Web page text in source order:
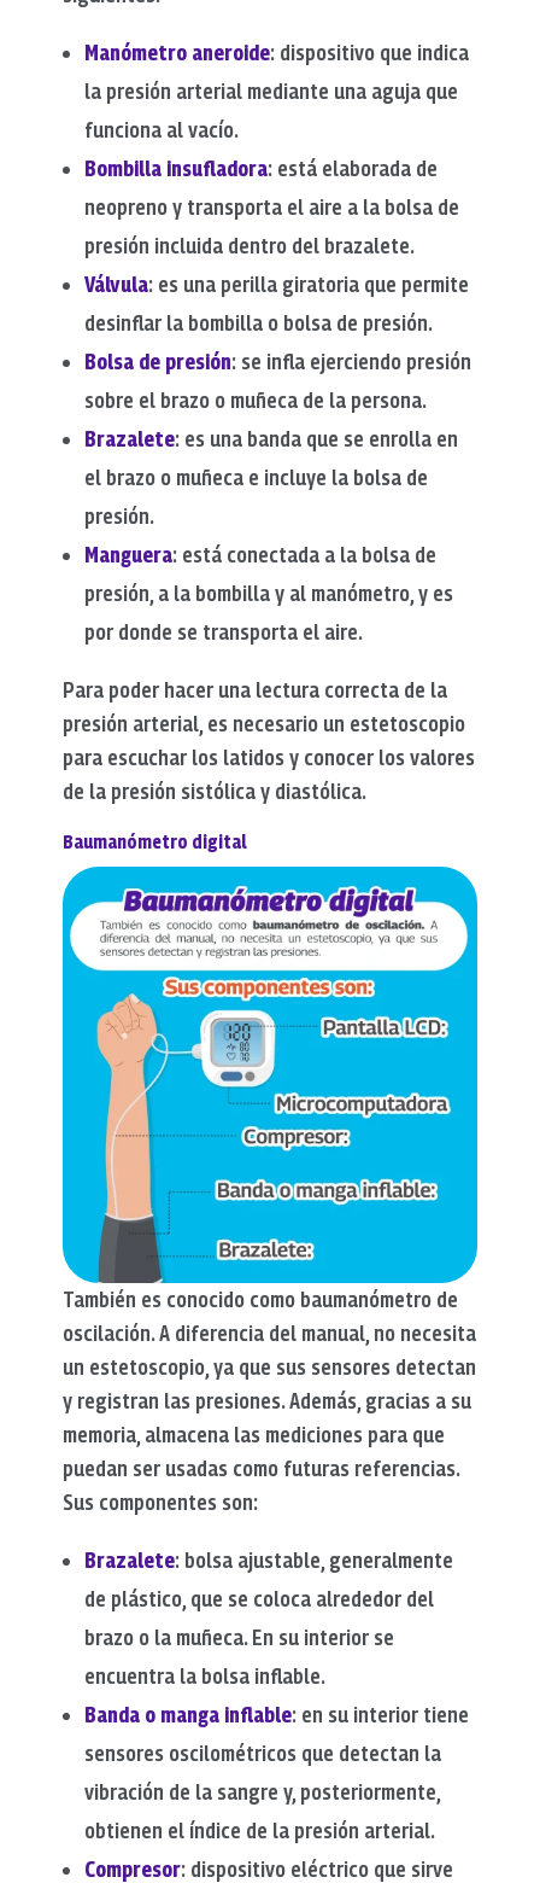
Manómetro aneroide: dispositivo que indica
la presión arterial mediante una aguja que
funciona al vacío.
Bombilla insufladora: está elaborada de
neopreno y transporta el aire a la bolsa de
presión incluida dentro del brazalete.
Válvula: es una perilla giratoria que permite
desinflar la bombilla o bolsa de presión.
Bolsa de presión: se infla ejerciendo presión
sobre el brazo o muñeca de la persona.
Brazalete: es una banda que se enrolla en
el brazo o muñeca e incluye la bolsa de
presión.
Manguera: está conectada a la bolsa de
presión, a la bombilla y al manómetro, y es
por donde se transporta el aire.
Para poder hacer una lectura correcta de la
presión arterial, es necesario un estetoscopio
para escuchar los latidos y conocer los valores
de la presión sistólica y diastólica.
Baumanómetro digital
También es conocido como baumanómetro de
oscilación. A diferencia del manual, no necesita
un estetoscopio, ya que sus sensores detectan
y registran las presiones. Además, gracias a su
memoria, almacena las mediciones para que
puedan ser usadas como futuras referencias.
Sus componentes son:
Brazalete: bolsa ajustable, generalmente
de plástico, que se coloca alrededor del
brazo o la muñeca. En su interior se
encuentra la bolsa inflable.
Banda o manga inflable: en su interior tiene
sensores oscilométricos que detectan la
vibración de la sangre y, posteriormente,
obtienen el índice de la presión arterial.
Compresor: dispositivo eléctrico que sirve